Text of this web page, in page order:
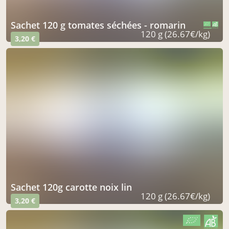
sachet 120 g tomates séchées - romarin
3,20 € 120 g (26.67€/kg)
sachet 120g carotte noix lin
3,20 € 120 g (26.67€/kg)